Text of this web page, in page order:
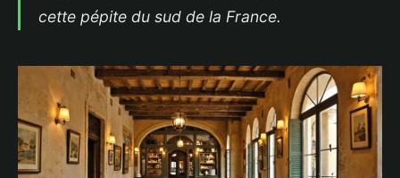
cette pépite du sud de la France.